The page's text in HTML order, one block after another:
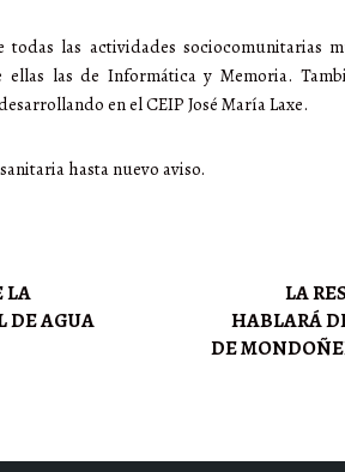
las actividades sociocomunitarias
ellas las de Informática y Memoria.
en el CEIP José María Laxe.
hasta nuevo aviso.
LA
DE AGUA
LA
HABLARÁ
DE